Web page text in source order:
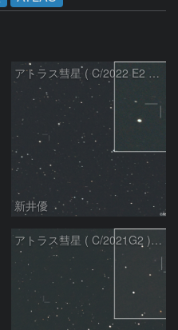
アトラス彗星 ( C/2022 E2 )：2026/07/27
新井優
アトラス彗星 ( C/2021G2 )：2026/07/09